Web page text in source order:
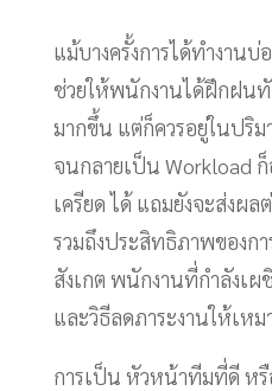
แม้บางครั้งการได้ทำงาน
ช่วยให้พนักงานได้ฝึกฝน
มากขึ้น แต่ก็ควรอยู่ในปริ
จนกลายเป็น Workload ก็
เครียด ได้ แถมยังจะส่งผล
รวมถึงประสิทธิภาพของก
สังเกต พนักงานที่กำลังเ
และวิธีลดภาระงานให้เหม
การเป็น หัวหน้าทีมที่ดี หรื